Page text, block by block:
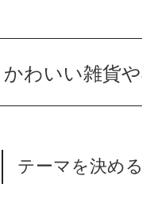
かわいい雑貨
テーマを決める